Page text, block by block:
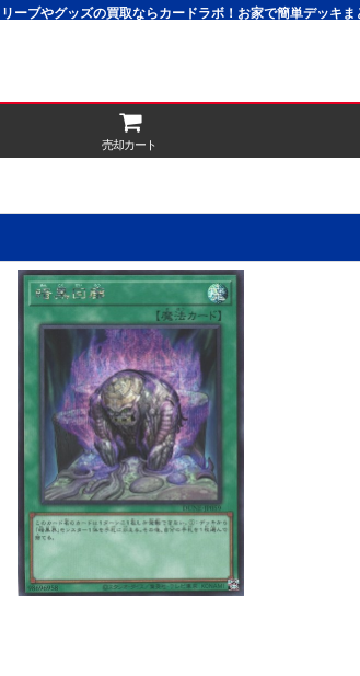
ブやグッズの買取ならカードラボ！お家で簡単デッキま
売却カート